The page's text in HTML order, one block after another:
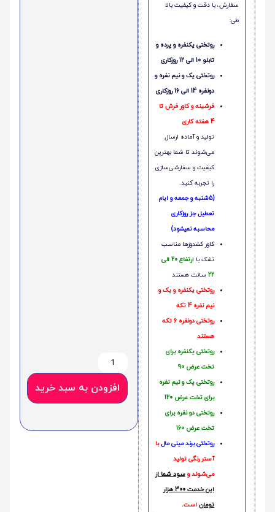
سفارش، با دقت و کیفیت بالا
طی:
روتختی یکنفره و پرده و
تابلو 10 الی 12 روزکاری
روتختی یک و نیم نفره و
دونفره 14 الی 16 روزکاری
فرشینه و کاور فرش تا
4 هفته کاری
تولید و آماده ارسال
می‌شوند تا شما بهترین
کیفیت و سفارشی‌سازی
را تجربه کنید.
(5شنبه و جمعه و ایام
تعطیل جز روزکاری
محاسبه نمیشود)
کاور کشدوزها مناسب
تشک با ا
رتفاع 20 الی
22 سانت هستند
روتختی یکنفره و یک و
نیم نفره 4 تکه
روتختی دونفره 6 تکه
هستند
روتختی یکنفره برای
تخت عرض 90
روتختی یک و نیم نفره
برای تخت عرض 120
روتختی دو نفره برای
تخت عرض 160
روتختی‌ برند مینی مالبا
آستر رنگی تولید
می‌شوند و سود شما از
این خدمت 300 هزار
تومان است.
افزودن به سبد خرید